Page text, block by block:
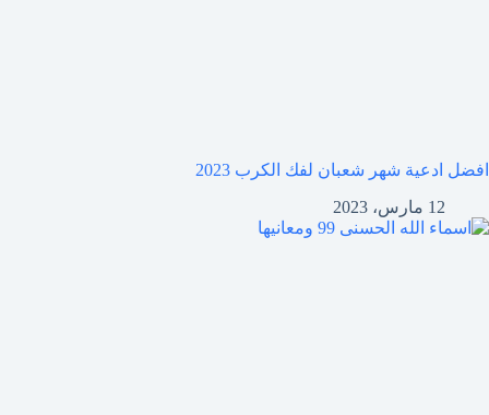
افضل ادعية شهر شعبان لفك الكرب 2023
12 مارس، 2023